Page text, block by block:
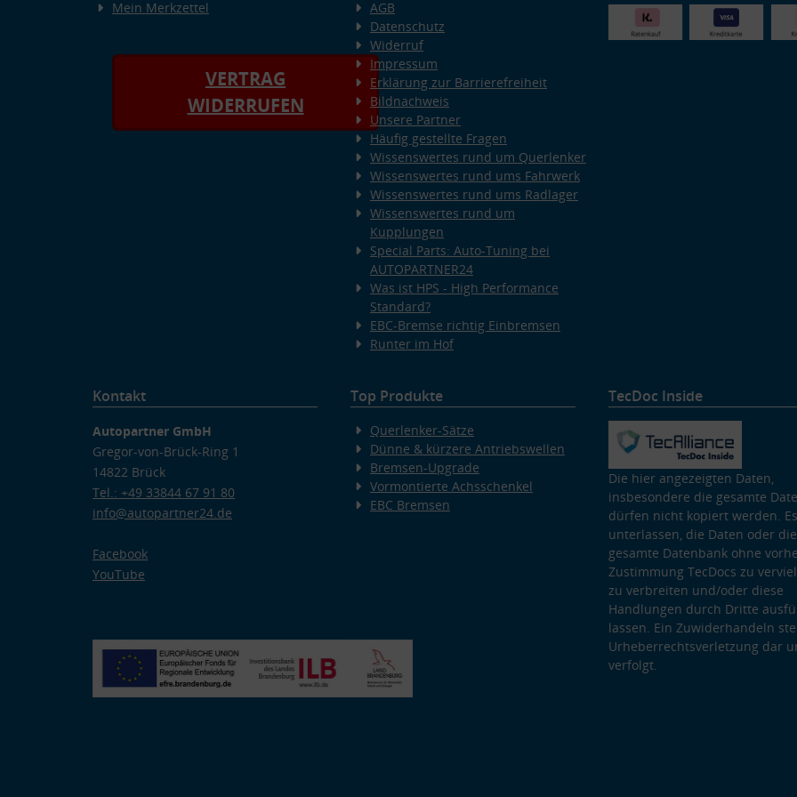
Mein Merkzettel
VERTRAG
WIDERRUFEN
AGB
Datenschutz
Widerruf
Impressum
Erklärung zur Barrierefreiheit
Bildnachweis
Unsere Partner
Häufig gestellte Fragen
Wissenswertes rund um Querlenker
Wissenswertes rund ums Fahrwerk
Wissenswertes rund ums Radlager
Wissenswertes rund um
Kupplungen
Special Parts: Auto-Tuning bei
AUTOPARTNER24
Was ist HPS - High Performance
Standard?
EBC-Bremse richtig Einbremsen
Runter im Hof
Kontakt
Autopartner GmbH
Gregor-von-Brück-Ring 1
14822 Brück
Tel.: +49 33844 67 91 80
info@autopartner24.de
Facebook
YouTube
Top Produkte
Querlenker-Sätze
Dünne & kürzere Antriebswellen
Bremsen-Upgrade
Vormontierte Achsschenkel
EBC Bremsen
TecDoc Inside
Die hier angezeigten Daten,
insbesondere die gesamte
dürfen nicht kopiert werden.
unterlassen, die Daten oder die
gesamte Datenbank ohne
Zustimmung TecDocs zu
zu verbreiten und/oder diese
Handlungen durch Dritte
lassen. Ein Zuwiderhandeln
Urheberrechtsverletzung dar
verfolgt.